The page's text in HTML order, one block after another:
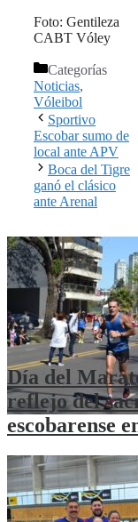
Foto: Gentileza
CABT Vóley
Categorías
Noticias,
Vóleibol
Sportivo
Escobar sumo de
local ante APV
Boca del Tigre
ganó el clásico
ante Arenal
Día del
reflejo del
escobarense